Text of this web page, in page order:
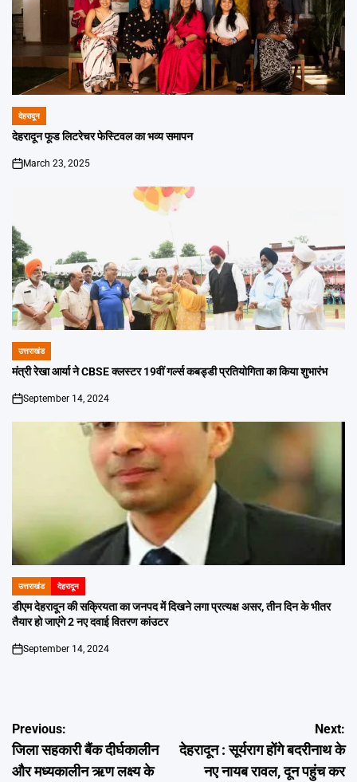
POSTED
IN
देहरादून
देहरादून फूड लिटरेचर फेस्टिवल का भव्य समापन
on
March 23, 2025
POSTED
IN
उत्तराखंड
मंत्री रेखा आर्या ने CBSE क्लस्टर 19वीं गर्ल्स कबड्डी प्रतियोगिता का किया शुभारंभ
on
September 14, 2024
POSTED
IN
उत्तराखंड देहरादून
डीएम देहरादून की सक्रियता का जनपद में दिखने लगा प्रत्यक्ष असर, तीन दिन के भीतर
तैयार हो जाएंगे 2 नए दवाई वितरण कांउटर
on
September 14, 2024
Post
navigation
Previous:
जिला सहकारी बैंक दीर्घकालीन
और मध्यकालीन ऋण लक्ष्य के
Next:
देहरादून : सूर्यराग होंगे बदरीनाथ के
नए नायब रावल, दून पहुंच कर